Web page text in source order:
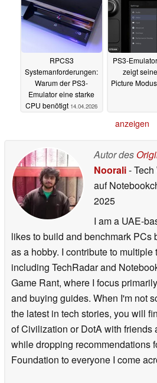
RPCS3
Systemanforderungen:
Warum der PS3-
Emulator eine starke
CPU benötigt 14.04.2026
PS3-
zeigt
Picture Modus
anzeigen
Autor des
Noorali-
auf
2025
I am a UAE-
likes to build and benchmark PCs
as a hobby. I contribute to
including TechRadar and
Game Rant, where I focus
and buying guides. When I'm not
the latest in tech stories, you will
of Civilization or DotA with friends
while dropping recommendations
Foundation to everyone I come